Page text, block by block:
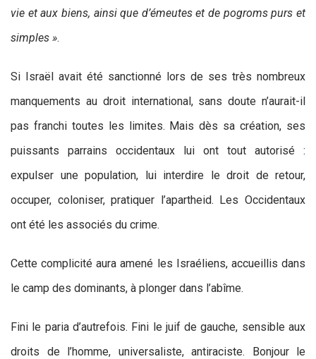
vie et aux biens, ainsi que d’émeutes et de pogroms purs et
simples ».
Si Israël avait été sanctionné lors de ses très nombreux
manquements au droit international, sans doute n’aurait-il
pas franchi toutes les limites. Mais dès sa création, ses
puissants parrains occidentaux lui ont tout autorisé :
expulser une population, lui interdire le droit de retour,
occuper, coloniser, pratiquer l’apartheid. Les Occidentaux
ont été les associés du crime.
Cette complicité aura amené les Israéliens, accueillis dans
le camp des dominants, à plonger dans l’abîme.
Fini le paria d’autrefois. Fini le juif de gauche, sensible aux
droits de l’homme, universaliste, antiraciste. Bonjour le